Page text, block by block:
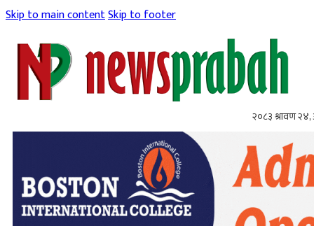
Skip to main contentSkip to footer
२०८३ श्रावण